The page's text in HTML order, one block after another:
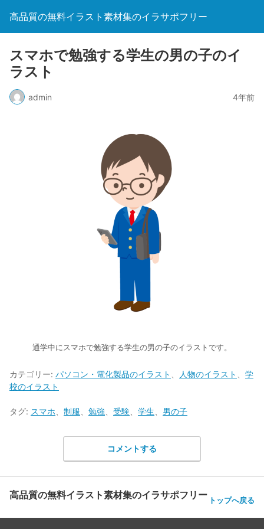
高品質の無料イラスト素材集のイラサポフリー
スマホで勉強する学生の男の子のイ
ラスト
admin 4年前
通学中にスマホで勉強する学生の男の子のイラストです。
カテゴリー: パソコン・電化製品のイラスト 人物のイラスト
学
校のイラスト
タグ: スマホ 制服 勉強 受験 学生 男の子
コメントする
高品質の無料イラスト素材集のイラサポフリー トップへ戻る